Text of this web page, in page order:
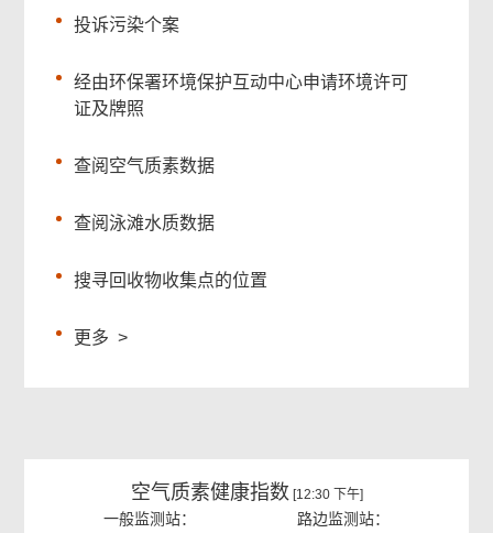
投诉污染个案
经由环保署环境保护互动中心申请环境许可
证及牌照
查阅空气质素数据
查阅泳滩水质数据
搜寻回收物收集点的位置
更多 >
空气质素健康指数 [12:30 下午]
一般监测站：
路边监测站：